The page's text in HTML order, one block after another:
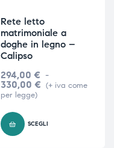
Rete letto
matrimoniale a
doghe in legno –
Calipso
294,00 € -
330,00 € (+ iva come
per legge)
SCEGLI